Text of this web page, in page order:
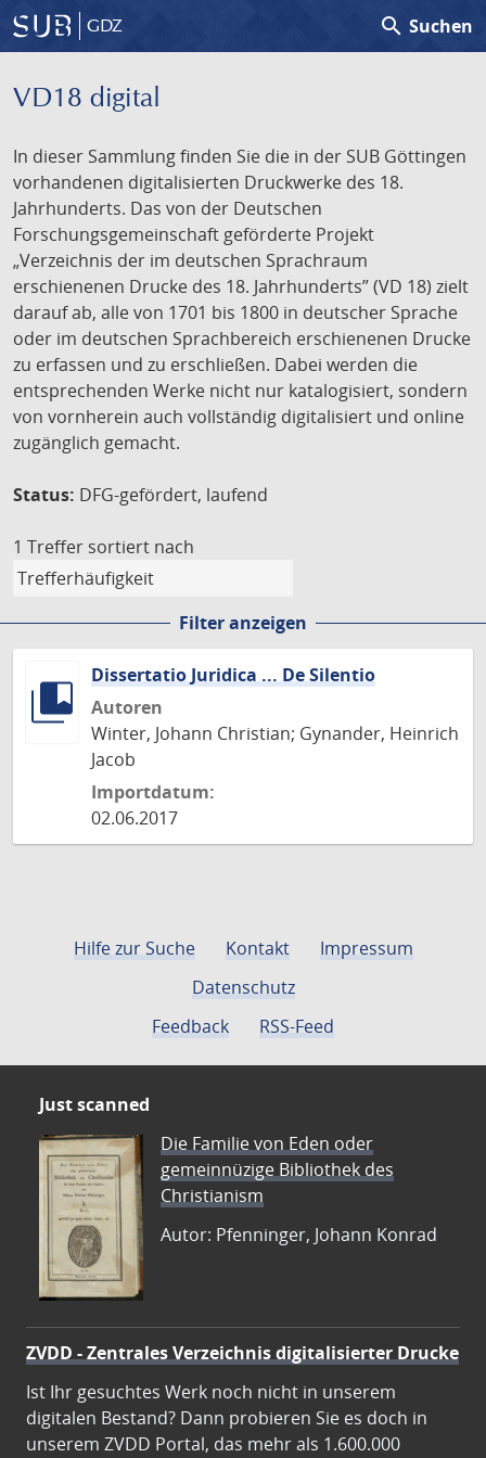
GDZ search Suchen
VD18 digital
In dieser Sammlung finden Sie die in der SUB Göttingen
vorhandenen digitalisierten Druckwerke des 18.
Jahrhunderts. Das von der Deutschen
Forschungsgemeinschaft geförderte Projekt
„Verzeichnis der im deutschen Sprachraum
erschienenen Drucke des 18. Jahrhunderts” (VD 18) zielt
darauf ab, alle von 1701 bis 1800 in deutscher Sprache
oder im deutschen Sprachbereich erschienenen Drucke
zu erfassen und zu erschließen. Dabei werden die
entsprechenden Werke nicht nur katalogisiert, sondern
von vornherein auch vollständig digitalisiert und online
zugänglich gemacht.
Status: DFG-gefördert, laufend
1 Treffer sortiert nach
Filter anzeigen
Dissertatio Juridica ... De Silentio
Autoren
Winter, Johann Christian; Gynander, Heinrich
Jacob
Importdatum:
02.06.2017
Hilfe zur Suche Kontakt
Impressum
Datenschutz
Feedback
RSS-Feed
Just scanned
Die Familie von Eden oder
gemeinnüzige Bibliothek des
Christianism
Autor: Pfenninger, Johann Konrad
ZVDD - Zentrales Verzeichnis digitalisierter Drucke
Ist Ihr gesuchtes Werk noch nicht in unserem
digitalen Bestand? Dann probieren Sie es doch in
unserem ZVDD Portal, das mehr als 1.600.000